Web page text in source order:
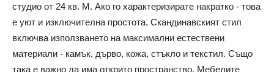
студио от 24 кв. М. Ако го характеризирате накратко - това
е уют и изключителна простота. Скандинавският стил
включва използването на максимални естествени
материали - камък, дърво, кожа, стъкло и текстил. Също
така е важно да има открито пространство. Мебелите